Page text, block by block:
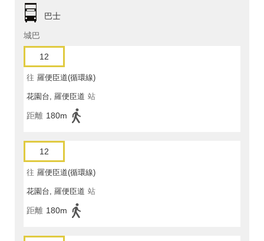
巴士
城巴
12
往 羅便臣道(循環線)
花園台, 羅便臣道 站
距離 180m
12
往 羅便臣道(循環線)
花園台, 羅便臣道 站
距離 180m